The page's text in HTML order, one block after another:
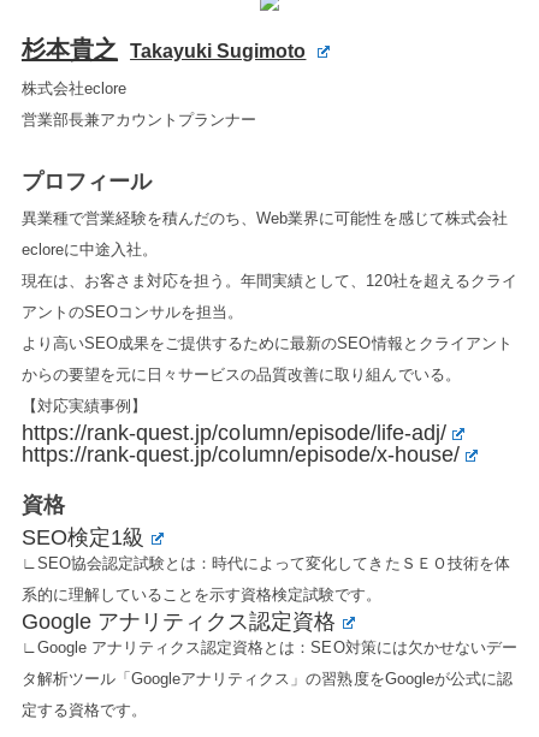
杉本貴之 Takayuki Sugimoto
株式会社eclore
営業部長兼アカウントプランナー
プロフィール
異業種で営業経験を積んだのち、Web業界に可能性を感じて株式会社
ecloreに中途入社。
現在は、お客さま対応を担う。年間実績として、120社を超えるクライ
アントのSEOコンサルを担当。
より高いSEO成果をご提供するために最新のSEO情報とクライアント
からの要望を元に日々サービスの品質改善に取り組んでいる。
【対応実績事例】
https://rank-quest.jp/column/episode/life-adj/
https://rank-quest.jp/column/episode/x-house/
資格
SEO検定1級
∟SEO協会認定試験とは：時代によって変化してきたＳＥＯ技術を体
系的に理解していることを示す資格検定試験です。
Google アナリティクス認定資格
∟Google アナリティクス認定資格とは：SEO対策には欠かせないデー
タ解析ツール「Googleアナリティクス」の習熟度をGoogleが公式に認
定する資格です。